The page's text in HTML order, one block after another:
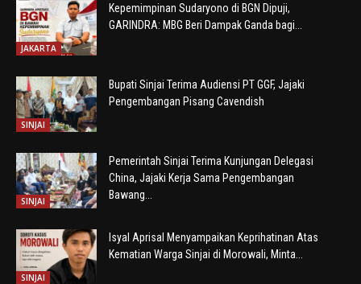
JAKARTA
Kepemimpinan Sudaryono di BGN Dipuji,
GARINDRA: MBG Beri Dampak Ganda bagi...
SINJAI
Bupati Sinjai Terima Audiensi PT GGF, Jajaki
Pengembangan Pisang Cavendish
SINJAI
Pemerintah Sinjai Terima Kunjungan Delegasi
China, Jajaki Kerja Sama Pengembangan
Bawang...
SINJAI
Isyal Aprisal Menyampaikan Keprihatinan Atas
Kematian Warga Sinjai di Morowali, Minta...